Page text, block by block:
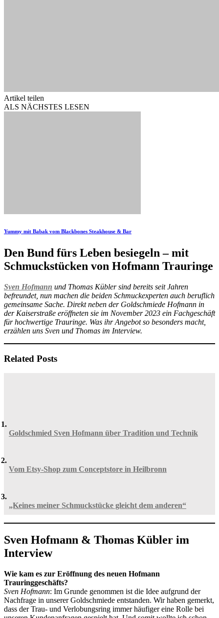
Artikel teilen
ALS NÄCHSTES LESEN
Yummy mit Babak vom Blackbones Steakhouse & Bar
Den Bund fürs Leben besiegeln – mit
Schmuckstücken von Hofmann Trauringe
Sven Hofmann und Thomas Kübler sind bereits seit Jahren
befreundet, nun machen die beiden Schmuckexperten auch beruflich
gemeinsame Sache. Direkt neben der Goldschmiede Hofmann in
der Kaiserstraße eröffneten sie im November 2023 ein Fachgeschäft
für hochwertige Trauringe. Was ihr Angebot so besonders macht,
erzählen uns Sven und Thomas im Interview.
Related Posts
Goldschmied Sven Hofmann über Tradition und Technik
Vom Etsy-Shop zum Conceptstore in Heilbronn
„Keines meiner Schmuckstücke gleicht dem anderen“
Sven Hofmann & Thomas Kübler im
Interview
Wie kam es zur Eröffnung des neuen Hofmann
Trauringgeschäfts?
Sven Hofmann: Im Grunde genommen ist die Idee aufgrund der
Nachfrage in unserer Goldschmiede entstanden. Wir haben gemerkt,
dass der Trau- und Verlobungsring immer häufiger eine Rolle bei